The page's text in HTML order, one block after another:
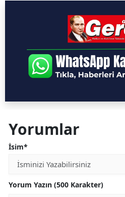
Yorumlar
İsim*
Yorum Yazın (500 Karakter)